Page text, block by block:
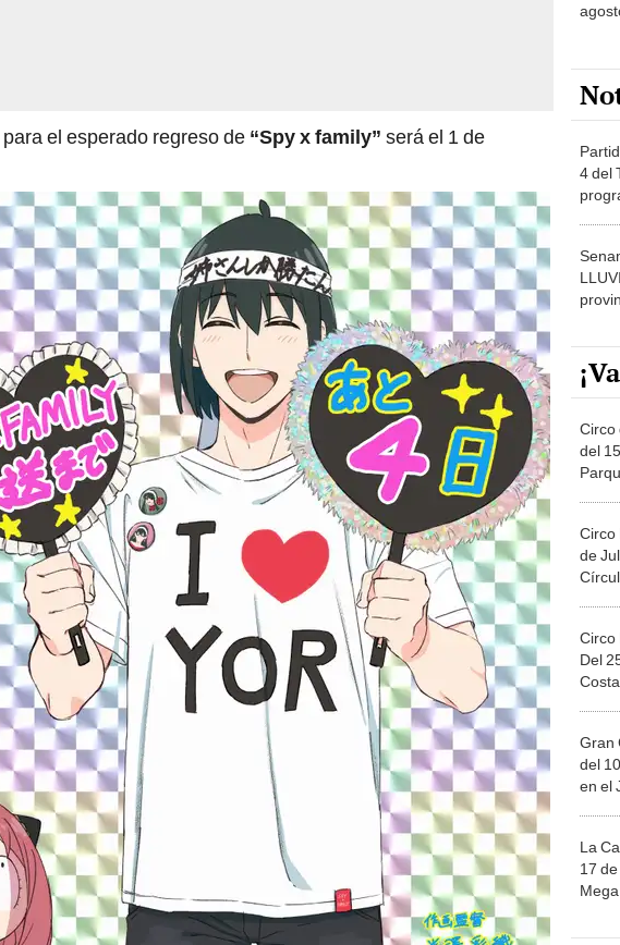
el esperado regreso de “Spy x family” será el 1 de
4 del
Circo
del
Circo
de
Circo
Del
Gran
del
en el
La
17